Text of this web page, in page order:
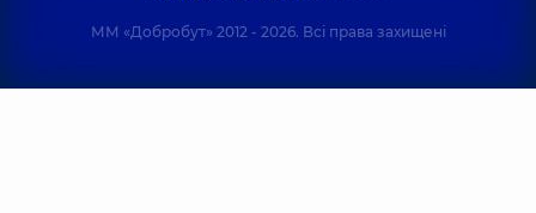
ММ «Добробут» 2012 - 2026. Всі права захищені